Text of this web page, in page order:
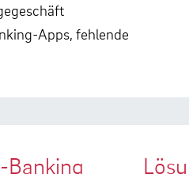
Apps, fehlende